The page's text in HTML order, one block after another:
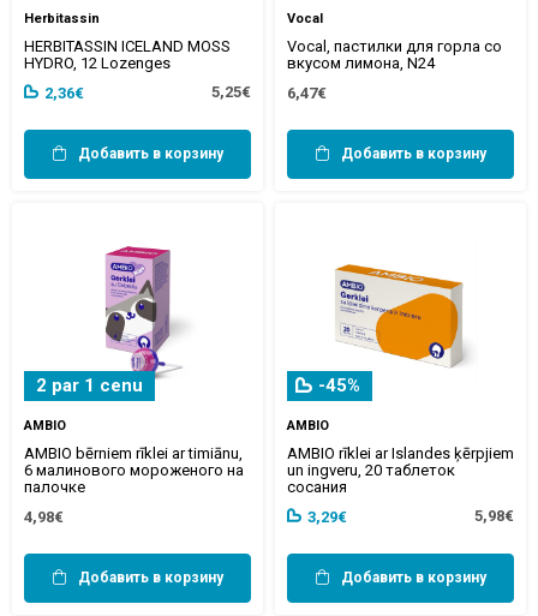
Herbitassin
HERBITASSIN ICELAND MOSS
HYDRO, 12 Lozenges
2,36€
5,25€
Добавить в корзину
Vocal
Vocal, пастилки для горла со
вкусом лимона, N24
6,47€
Добавить в корзину
2 par 1 cenu
AMBIO
AMBIO bērniem rīklei ar timiānu,
6 малинового мороженого на
палочке
4,98€
Добавить в корзину
-45%
AMBIO
AMBIO rīklei ar Islandes ķērpjiem
un ingveru, 20 таблеток
сосания
3,29€
5,98€
Добавить в корзину